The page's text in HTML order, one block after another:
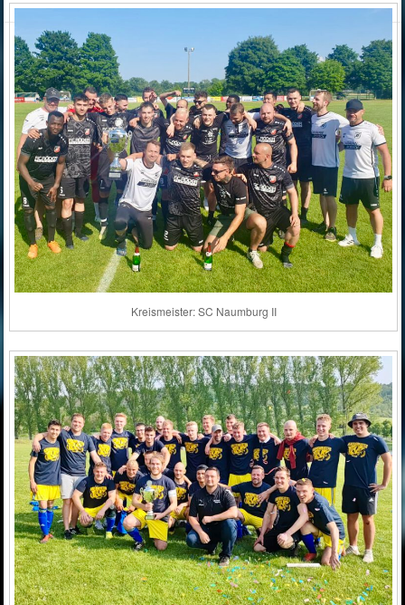
Kreismeister: SC Naumburg II